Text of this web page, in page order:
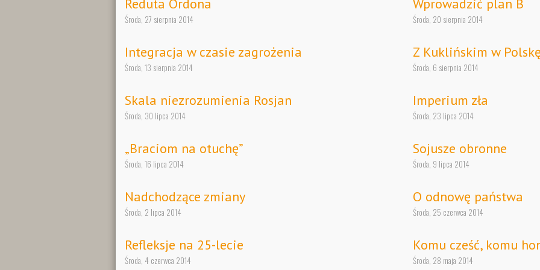
Reduta Ordona
Środa, 27 sierpnia 2014
Wprowadzić plan B
Środa, 20 sierpnia 2014
Integracja w czasie zagrożenia
Środa, 13 sierpnia 2014
Z Kuklińskim w Polskę
Środa, 6 sierpnia 2014
Skala niezrozumienia Rosjan
Środa, 30 lipca 2014
Imperium zła
Środa, 23 lipca 2014
„Braciom na otuchę”
Środa, 16 lipca 2014
Sojusze obronne
Środa, 9 lipca 2014
Nadchodzące zmiany
Środa, 2 lipca 2014
O odnowę państwa
Środa, 25 czerwca 2014
Refleksje na 25-lecie
Środa, 4 czerwca 2014
Komu cześć, komu
Środa, 28 maja 2014